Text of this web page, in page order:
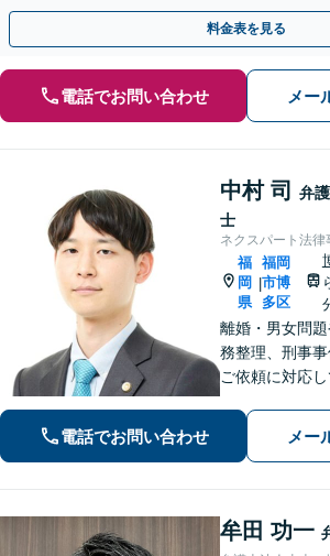
交渉いたします。まずは電話相談からお越しくだ
料金表を見る
電話でお問い合わせ メー
中村 司
弁護
士
ネクスパート法
福
岡
県
|
福岡
市博
多区
離婚・男女問
務整理、刑事
ご依頼に対応
も、ご依頼者
がら一緒に考
電話でお問い合わせ メー
牟田 功一